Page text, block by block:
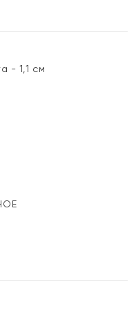
- 1,1 см